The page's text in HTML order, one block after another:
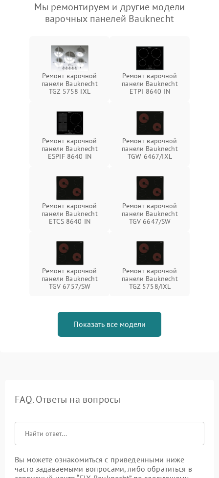
Мы ремонтируем и другие модели
варочных панелей Bauknecht
Ремонт варочной
панели Bauknecht
TGZ 5758 IXL
Ремонт варочной
панели Bauknecht
ETPI 8640 IN
Ремонт варочной
панели Bauknecht
ESPIF 8640 IN
Ремонт варочной
панели Bauknecht
TGW 6467/IXL
Ремонт варочной
панели Bauknecht
ETCS 8640 IN
Ремонт варочной
панели Bauknecht
TGV 6647/SW
Ремонт варочной
панели Bauknecht
TGV 6757/SW
Ремонт варочной
панели Bauknecht
TGZ 5758/IXL
Показать все модели
FAQ. Ответы на вопросы
Вы можете ознакомиться с приведенными ниже
часто задаваемыми вопросами, либо обратиться в